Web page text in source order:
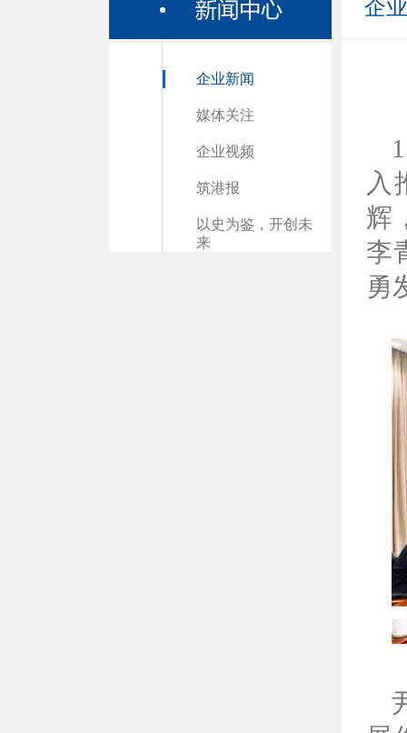
企业新闻
媒体关注
企业视频
筑港报
以史为鉴，开创未
来
企
入
辉
李
勇